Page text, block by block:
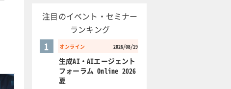
注目のイベント・セミナー
ランキング
オンライン 2026/08/19
1
生成AI・AIエージェント
フォーラム Online 2026
夏